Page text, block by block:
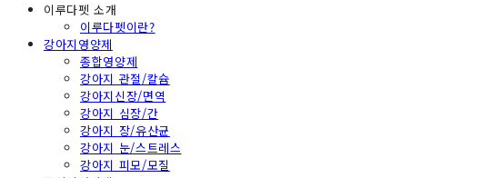
이루다펫 소개
이루다펫이란?
강아지영양제
종합영양제
강아지 관절/칼슘
강아지신장/면역
강아지 심장/간
강아지 장/유산균
강아지 눈/스트레스
강아지 피모/모질